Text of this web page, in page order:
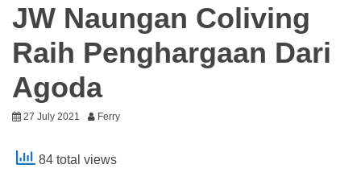
JW Naungan Coliving
Raih Penghargaan Dari
Agoda
27 July 2021 Ferry
84 total views